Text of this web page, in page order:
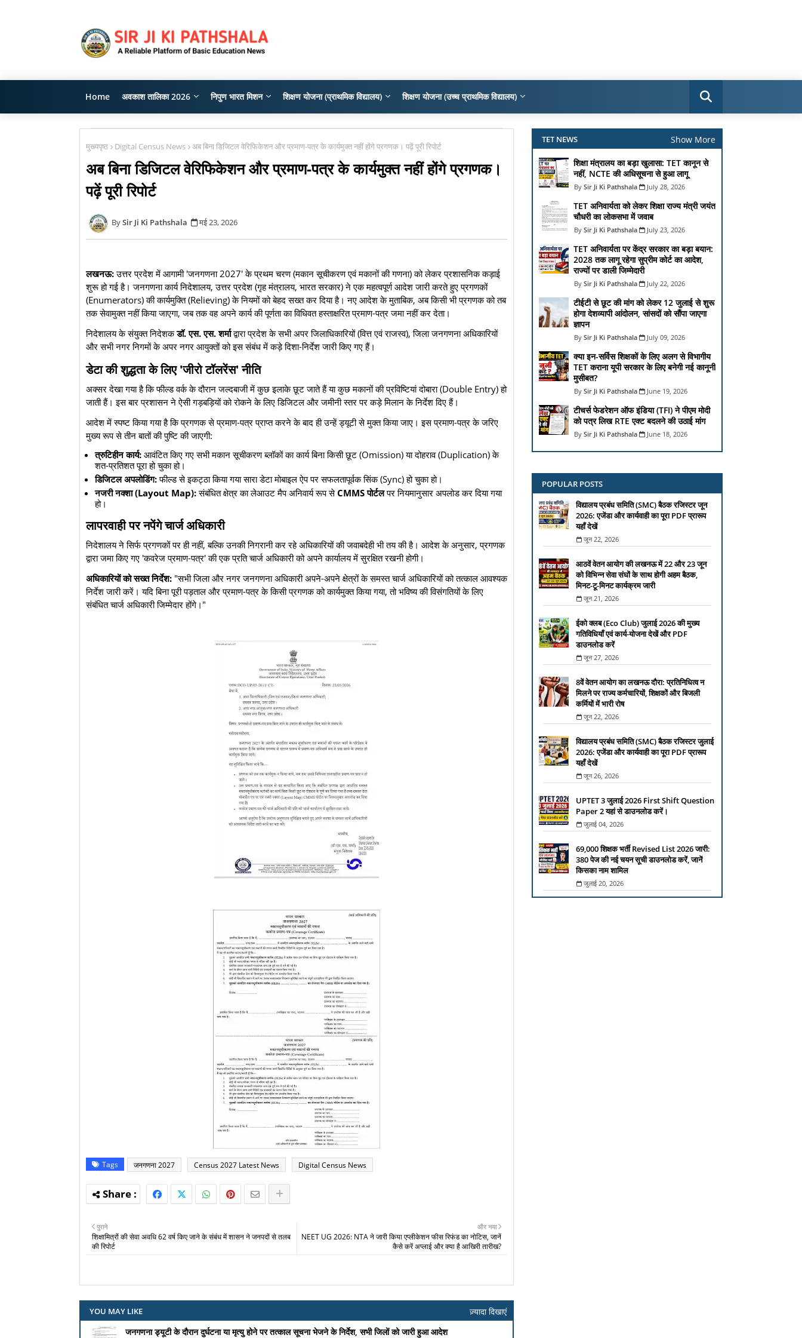
Home अवकाश तालिका 2026 निपुण भारत मिशन शिक्षण योजना (प्राथमिक विद्यालय) शिक्षण योजना (उच्च प्राथमिक विद्यालय)
मुख्यपृष्ठ Digital Census News अब बिना डिजिटल वेरिफिकेशन और प्रमाण-पत्र के कार्यमुक्त नहीं होंगे प्रगणक। पढ़ें पूरी रिपोर्ट
अब बिना डिजिटल वेरिफिकेशन और प्रमाण-पत्र के कार्यमुक्त नहीं होंगे प्रगणक।
पढ़ें पूरी रिपोर्ट
Sir Ji Ki Pathshala मई 23, 2026
लखनऊ:उत्तर प्रदेश में आगामी 'जनगणना 2027' के प्रथम चरण (मकान सूचीकरण एवं मकानों की गणना) को लेकर प्रशासनिक कड़ाई
शुरू हो गई है। जनगणना कार्य निदेशालय, उत्तर प्रदेश (गृह मंत्रालय, भारत सरकार) ने एक महत्वपूर्ण आदेश जारी करते हुए प्रगणकों
(Enumerators) की कार्यमुक्ति (Relieving) के नियमों को बेहद सख्त कर दिया है। नए आदेश के मुताबिक, अब किसी भी प्रगणक को तब
तक सेवामुक्त नहीं किया जाएगा, जब तक वह अपने कार्य की पूर्णता का विधिवत हस्ताक्षरित प्रमाण-पत्र जमा नहीं कर देता।
​निदेशालय के संयुक्त निदेशकडॉ. एस. एस. शर्माद्वारा प्रदेश के सभी अपर जिलाधिकारियों (वित्त एवं राजस्व), जिला जनगणना अधिकारियों
और सभी नगर निगमों के अपर नगर आयुक्तों को इस संबंध में कड़े दिशा-निर्देश जारी किए गए हैं।
​डेटा की शुद्धता के लिए 'जीरो टॉलरेंस' नीति
​अक्सर देखा गया है कि फील्ड वर्क के दौरान जल्दबाजी में कुछ इलाके छूट जाते हैं या कुछ मकानों की प्रविष्टियां दोबारा (Double Entry) हो
जाती हैं। इस बार प्रशासन ने ऐसी गड़बड़ियों को रोकने के लिए डिजिटल और जमीनी स्तर पर कड़े मिलान के निर्देश दिए हैं।
​आदेश में स्पष्ट किया गया है कि प्रगणक से प्रमाण-पत्र प्राप्त करने के बाद ही उन्हें ड्यूटी से मुक्त किया जाए। इस प्रमाण-पत्र के जरिए
मुख्य रूप से तीन बातों की पुष्टि की जाएगी:
त्रुटिहीन कार्य: आवंटित किए गए सभी मकान सूचीकरण ब्लॉकों का कार्य बिना किसी छूट (Omission) या दोहराव (Duplication) के
शत-प्रतिशत पूरा हो चुका हो।
डिजिटल अपलोडिंग:फील्ड से इकट्ठा किया गया सारा डेटा मोबाइल ऐप पर सफलतापूर्वक सिंक (Sync) हो चुका हो।
नजरी नक्शा (Layout Map):संबंधित क्षेत्र का लेआउट मैप अनिवार्य रूप सेCMMS पोर्टलपर नियमानुसार अपलोड कर दिया गया
हो।
​लापरवाही पर नपेंगे चार्ज अधिकारी
​निदेशालय ने सिर्फ प्रगणकों पर ही नहीं, बल्कि उनकी निगरानी कर रहे अधिकारियों की जवाबदेही भी तय की है। आदेश के अनुसार, प्रगणक
द्वारा जमा किए गए 'कवरेज प्रमाण-पत्र' की एक प्रति चार्ज अधिकारी को अपने कार्यालय में सुरक्षित रखनी होगी।
अधिकारियों को सख्त निर्देश: "सभी जिला और नगर जनगणना अधिकारी अपने-अपने क्षेत्रों के समस्त चार्ज अधिकारियों को तत्काल आवश्यक
निर्देश जारी करें। यदि बिना पूरी पड़ताल और प्रमाण-पत्र के किसी प्रगणक को कार्यमुक्त किया गया, तो भविष्य की विसंगतियों के लिए
संबंधित चार्ज अधिकारी जिम्मेदार होंगे।"
Tags जनगणना 2027 Census 2027 Latest News Digital Census News
और नया
NEET UG 2026: NTA ने जारी किया एप्लीकेशन फीस रिफंड का नोटिस, जानें
कैसे करें अप्लाई और क्या है आखिरी तारीख?
पुराने
शिक्षामित्रों की सेवा अवधि 62 वर्ष किए जाने के संबंध में शासन ने जनपदों से तलब
की रिपोर्ट
YOU MAY LIKE
ज़्यादा दिखाएं
जनगणना ड्यूटी के दौरान दुर्घटना या मृत्यु होने पर तत्काल सूचना भेजने के निर्देश, सभी जिलों को जारी हुआ आदेश
TET NEWS Show More
शिक्षा मंत्रालय का बड़ा खुलासा: TET कानून से
नहीं, NCTE की अधिसूचना से हुआ लागू
Sir Ji Ki Pathshala July 28, 2026
TET अनिवार्यता को लेकर शिक्षा राज्य मंत्री जयंत
चौधरी का लोकसभा में जवाब
Sir Ji Ki Pathshala July 23, 2026
TET अनिवार्यता पर केंद्र सरकार का बड़ा बयान:
2028 तक लागू रहेगा सुप्रीम कोर्ट का आदेश,
राज्यों पर डाली जिम्मेदारी
Sir Ji Ki Pathshala July 22, 2026
टीईटी से छूट की मांग को लेकर 12 जुलाई से शुरू
होगा देशव्यापी आंदोलन, सांसदों को सौंपा जाएगा
ज्ञापन
Sir Ji Ki Pathshala July 09, 2026
क्या इन-सर्विस शिक्षकों के लिए अलग से विभागीय
TET कराना यूपी सरकार के लिए बनेगी नई कानूनी
मुसीबत?
Sir Ji Ki Pathshala June 19, 2026
टीचर्स फेडरेशन ऑफ इंडिया (TFI) ने पीएम मोदी
को पत्र लिख RTE एक्ट बदलने की उठाई मांग
Sir Ji Ki Pathshala June 18, 2026
POPULAR POSTS
विद्यालय प्रबंध समिति (SMC) बैठक रजिस्टर जून
2026: एजेंडा और कार्यवाही का पूरा PDF प्रारूप
यहाँ देखें
जून 22, 2026
आठवें वेतन आयोग की लखनऊ में 22 और 23 जून
को विभिन्न सेवा संघों के साथ होगी अहम बैठक,
मिनट-टू-मिनट कार्यक्रम जारी
जून 21, 2026
ईको क्लब (Eco Club) जुलाई 2026 की मुख्य
गतिविधियाँ एवं कार्य-योजना देखें और PDF
डाउनलोड करें
जून 27, 2026
8वें वेतन आयोग का लखनऊ दौरा: प्रतिनिधित्व न
मिलने पर राज्य कर्मचारियों, शिक्षकों और बिजली
कर्मियों में भारी रोष
जून 22, 2026
विद्यालय प्रबंध समिति (SMC) बैठक रजिस्टर जुलाई
2026: एजेंडा और कार्यवाही का पूरा PDF प्रारूप
यहाँ देखें
जून 26, 2026
UPTET 3 जुलाई 2026 First Shift Question
Paper 2 यहां से डाउनलोड करें।
जुलाई 04, 2026
69,000 शिक्षक भर्ती Revised List 2026 जारी:
380 पेज की नई चयन सूची डाउनलोड करें, जानें
किसका नाम शामिल
जुलाई 20, 2026